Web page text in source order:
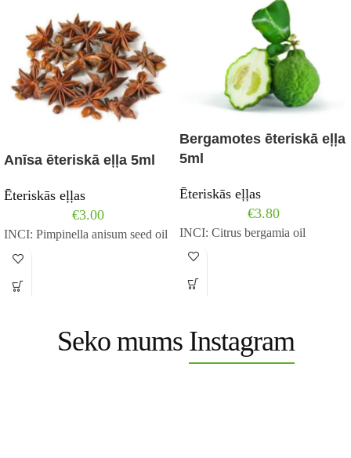
Anīsa ēteriskā eļļa 5ml
Ēteriskās eļļas
€3.00
INCI: Pimpinella anisum seed oil
Bergamotes ēteriskā eļļa
5ml
Ēteriskās eļļas
€3.80
INCI: Citrus bergamia oil
Seko mums Instagram